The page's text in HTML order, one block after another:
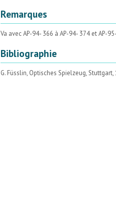
Remarques
Va avec AP-94- 366 à AP-94- 374 et AP-
Bibliographie
G. Füsslin, Optisches Spielzeug, Stuttgart,